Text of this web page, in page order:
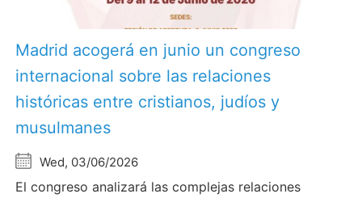
Madrid acogerá en junio un congreso
internacional sobre las relaciones
históricas entre cristianos, judíos y
musulmanes
Wed, 03/06/2026
El congreso analizará las complejas relaciones